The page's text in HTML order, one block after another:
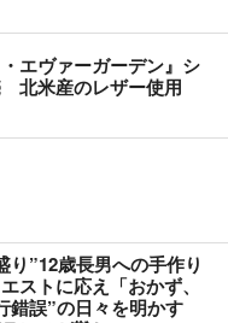
エヴァーガーデン』シ
北米産のレザー使用
り”12歳長男への手作り
トに応え「おかず、
誤”の日々を明かす